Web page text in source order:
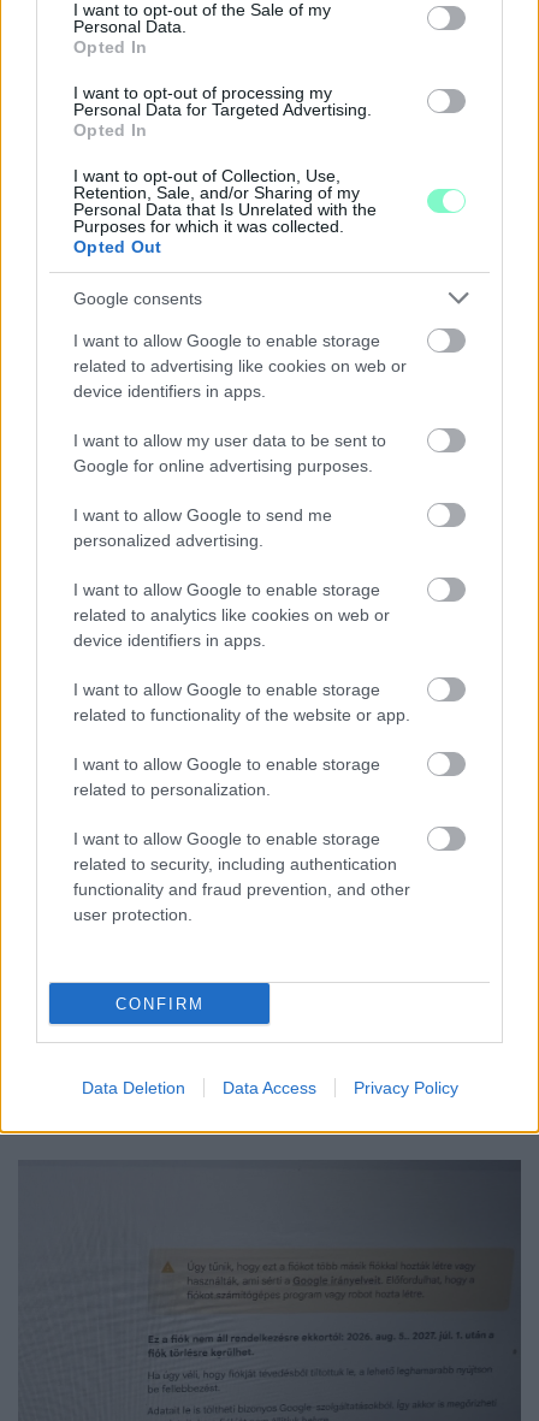
I want to opt-out of the Sale of my
Personal Data.
Opted In
I want to opt-out of processing my
Personal Data for Targeted Advertising.
Opted In
I want to opt-out of Collection, Use,
Retention, Sale, and/or Sharing of my
Personal Data that Is Unrelated with the
Purposes for which it was collected.
Opted Out
Google consents
I want to allow Google to enable storage
related to advertising like cookies on web or
device identifiers in apps.
I want to allow my user data to be sent to
Google for online advertising purposes.
I want to allow Google to send me
personalized advertising.
I want to allow Google to enable storage
related to analytics like cookies on web or
device identifiers in apps.
I want to allow Google to enable storage
related to functionality of the website or app.
I want to allow Google to enable storage
related to personalization.
I want to allow Google to enable storage
related to security, including authentication
functionality and fraud prevention, and other
user protection.
CONFIRM
Data Deletion Data Access Privacy Policy
NŐVERŐ SZOMBATHELYI FÉRFI ELLEN EMELT
VÁDAT AZ ÜGYÉSZSÉG
A férfi a nyílt utcán kezdte verni áldozatát.
Szólj hozzá!
A RÓMAIAKTÓL AZ AGYAGKATONÁKIG –
TÁRLATVEZETÉSEK, WORKSHOP ÉS
KÖZÖNSÉGTALÁLKOZÓ VÁRJA A LÁTOGATÓKAT A
Ingyenes programokkal és különleges kiállításokkal készülnek a
hét második felére, a hőségriadó idején ráadásul a Várkazamata
– Kőtár is díjmentesen látogatható.
Szólj hozzá!